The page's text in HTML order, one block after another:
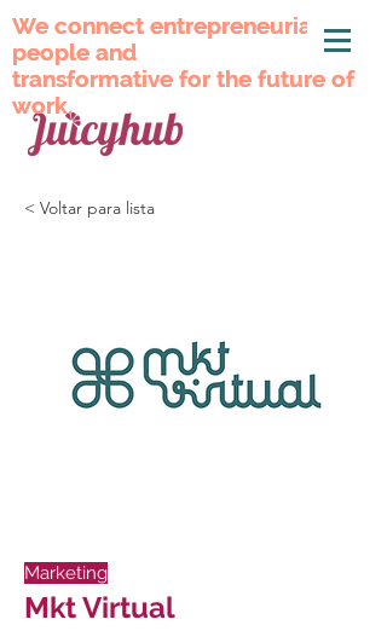
We connect entrepreneurial
people and
transformative for the future of
work.
We connect entrepreneurial
people and
transformative for the future of
work.
< Voltar para lista
Marketing
Mkt Virtual